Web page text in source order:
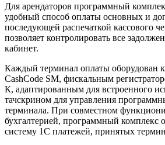
Для арендаторов программный
удобный способ оплаты основных и
последующей распечаткой кассового
позволяет контролировать все
кабинет.
Каждый терминал оплаты оборудован
CashCode SM, фискальным
К, адаптированным для встроенного
тачскрином для управления
терминала. При совместном
бухгалтерией, программный комплекс
систему 1C платежей, принятых